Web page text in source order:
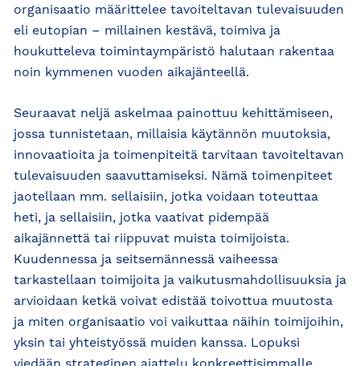
organisaatio määrittelee tavoiteltavan tulevaisuuden
eli eutopian – millainen kestävä, toimiva ja
houkutteleva toimintaympäristö halutaan rakentaa
noin kymmenen vuoden aikajänteellä.
Seuraavat neljä askelmaa painottuu kehittämiseen,
jossa tunnistetaan, millaisia käytännön muutoksia,
innovaatioita ja toimenpiteitä tarvitaan tavoiteltavan
tulevaisuuden saavuttamiseksi. Nämä toimenpiteet
jaotellaan mm. sellaisiin, jotka voidaan toteuttaa
heti, ja sellaisiin, jotka vaativat pidempää
aikajännettä tai riippuvat muista toimijoista.
Kuudennessa ja seitsemännessä vaiheessa
tarkastellaan toimijoita ja vaikutusmahdollisuuksia ja
arvioidaan ketkä voivat edistää toivottua muutosta
ja miten organisaatio voi vaikuttaa näihin toimijoihin,
yksin tai yhteistyössä muiden kanssa. Lopuksi